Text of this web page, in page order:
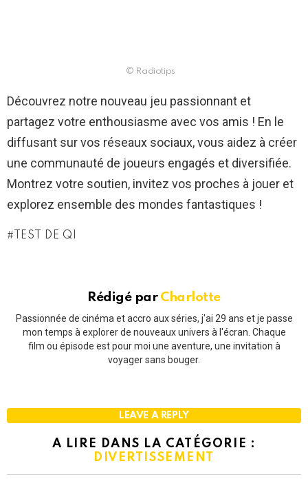
© Radiotips
Découvrez notre nouveau jeu passionnant et
partagez votre enthousiasme avec vos amis ! En le
diffusant sur vos réseaux sociaux, vous aidez à créer
une communauté de joueurs engagés et diversifiée.
Montrez votre soutien, invitez vos proches à jouer et
explorez ensemble des mondes fantastiques !
TEST DE QI
Rédigé par Charlotte
Passionnée de cinéma et accro aux séries, j'ai 29 ans et je passe
mon temps à explorer de nouveaux univers à l'écran. Chaque
film ou épisode est pour moi une aventure, une invitation à
voyager sans bouger.
LEAVE A REPLY
A LIRE DANS LA CATÉGORIE :
DIVERTISSEMENT